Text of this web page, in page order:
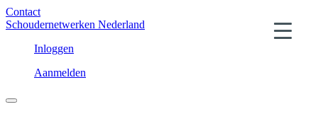
Contact
Schoudernetwerken Nederland
Inloggen
Aanmelden